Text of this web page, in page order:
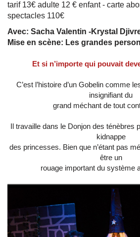
tarif 13€ adulte 12 € enfant - carte
spectacles 110€
Avec: Sacha Valentin -Krystal
Mise en scène: Les grandes
Et si n’importe qui pouvait
C’est l’histoire d’un Gobelin comme
insignifiant du
grand méchant de tout
Il travaille dans le Donjon des ténèbres
kidnappe
des princesses. Bien que n’étant pas
être un
rouage important du système